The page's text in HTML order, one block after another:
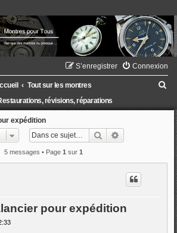
Connexion
S’enregistrer
Tout sur les montres
révisions, réparations
expédition
RechercherRecherche
5 messages • Page 1 sur 1
pour expédition